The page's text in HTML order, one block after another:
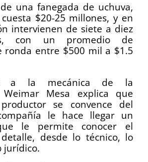
una fanegada de uchuva,
$20-25 millones, y en
intervienen de siete a diez
con un promedio de
ronda entre $500 mil a $1.5
a la mecánica de la
Weimar Mesa explica que
se convence del
le hace llegar un
le permite conocer el
desde lo técnico, lo
jurídico.